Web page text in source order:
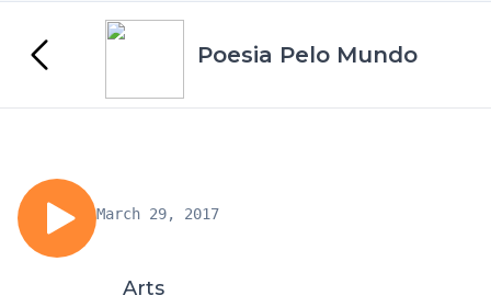
Poesia Pelo Mundo
March 29, 2017
Arts